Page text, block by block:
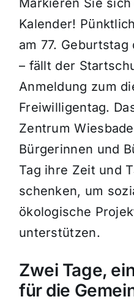
Markieren Sie
Kalender!
am 77.
– fällt der
Anmeldung zum
Freiwilligentag.
Zentrum
Bürgerinnen und
Tag ihre Zeit und
schenken, um
ökologische
unterstützen.
Zwei Tage,
für die